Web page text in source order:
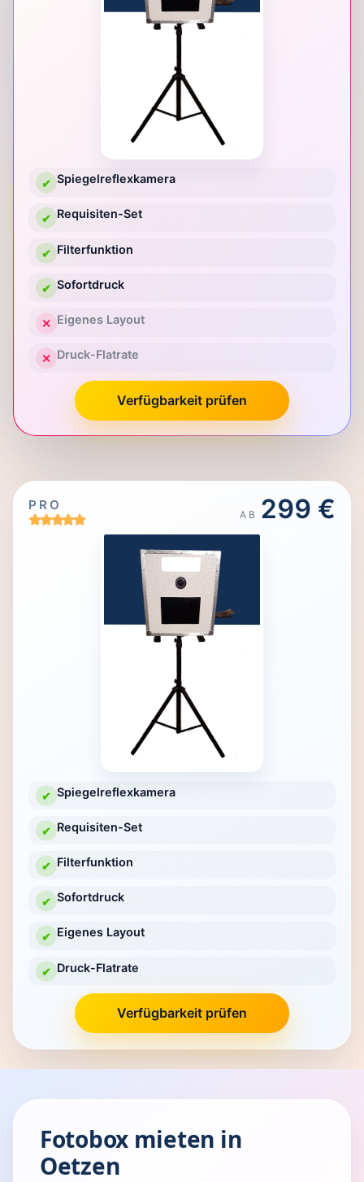
✔ Spiegelreflexkamera
✔ Requisiten-Set
✔ Filterfunktion
✔ Sofortdruck
✕ Eigenes Layout
✕ Druck-Flatrate
Verfügbarkeit prüfen
PRO
AB 299 €
✔ Spiegelreflexkamera
✔ Requisiten-Set
✔ Filterfunktion
✔ Sofortdruck
✔ Eigenes Layout
✔ Druck-Flatrate
Verfügbarkeit prüfen
Fotobox mieten in
Oetzen